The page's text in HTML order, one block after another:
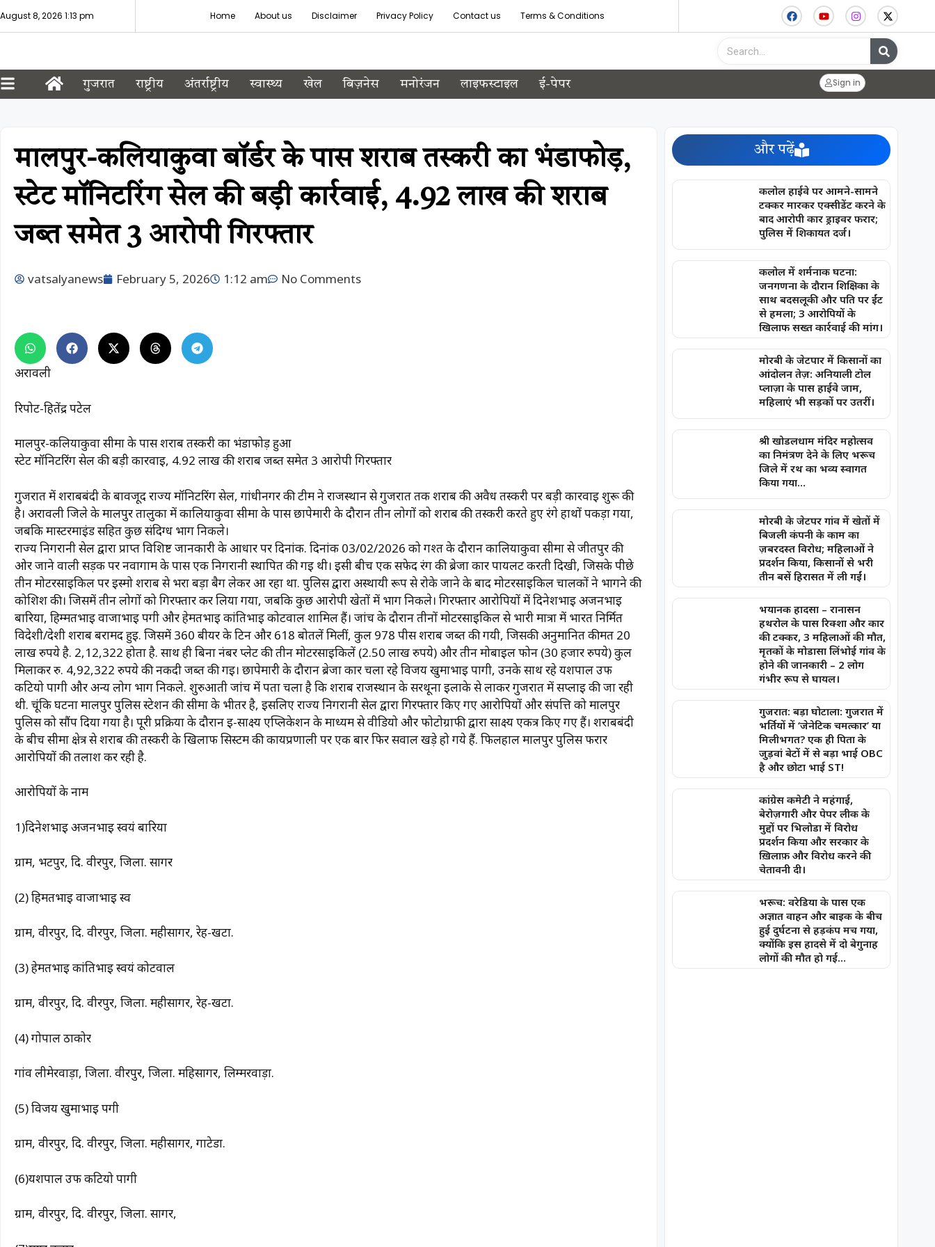
August 8, 2026 1:13 pm Home About us Disclaimer Privacy Policy Contact us Terms & Conditions
गुजरात राष्ट्रीय अंतर्राष्ट्रीय स्वास्थ्य खेल बिज़नेस मनोरंजन लाइफस्टाइल ई-पेपर Sign in
मालपुर-कलियाकुवा बॉर्डर के पास शराब तस्करी का भंडाफोड़,
स्टेट मॉनिटरिंग सेल की बड़ी कार्रवाई, ₹4.92 लाख की शराब
जब्त समेत 3 आरोपी गिरफ्तार
vatsalyanews February 5, 2026 1:12 am No Comments
अरावली
रिपोर्ट-हितेंद्र पटेल
मालपुर-कलियाकुवा सीमा के पास शराब तस्करी का भंडाफोड़ हुआ
स्टेट मॉनिटरिंग सेल की बड़ी कार्रवाई, 4.92 लाख की शराब जब्त समेत 3 आरोपी गिरफ्तार
गुजरात में शराबबंदी के बावजूद राज्य मॉनिटरिंग सेल, गांधीनगर की टीम ने राजस्थान से गुजरात तक शराब की अवैध तस्करी पर बड़ी कार्रवाई शुरू की
है। अरावली जिले के मालपुर तालुका में कालियाकुवा सीमा के पास छापेमारी के दौरान तीन लोगों को शराब की तस्करी करते हुए रंगे हाथों पकड़ा गया,
जबकि मास्टरमाइंड सहित कुछ संदिग्ध भाग निकले।
राज्य निगरानी सेल द्वारा प्राप्त विशिष्ट जानकारी के आधार पर दिनांक. दिनांक 03/02/2026 को गश्त के दौरान कालियाकुवा सीमा से जीतपुर की
ओर जाने वाली सड़क पर नवागाम के पास एक निगरानी स्थापित की गई थी। इसी बीच एक सफेद रंग की ब्रेजा कार पायलट करती दिखी, जिसके पीछे
तीन मोटरसाइकिल पर इस्मो शराब से भरा बड़ा बैग लेकर आ रहा था. पुलिस द्वारा अस्थायी रूप से रोके जाने के बाद मोटरसाइकिल चालकों ने भागने की
कोशिश की। जिसमें तीन लोगों को गिरफ्तार कर लिया गया, जबकि कुछ आरोपी खेतों में भाग निकले। गिरफ्तार आरोपियों में दिनेशभाई अर्जनभाई
बारिया, हिम्मतभाई वाजाभाई पगी और हेमतभाई कांतिभाई कोटवाल शामिल हैं। जांच के दौरान तीनों मोटरसाइकिल से भारी मात्रा में भारत निर्मित
विदेशी/देशी शराब बरामद हुई. जिसमें 360 बीयर के टिन और 618 बोतलें मिलीं, कुल 978 पीस शराब जब्त की गयी, जिसकी अनुमानित कीमत 20
लाख रुपये है. 2,12,322 होता है. साथ ही बिना नंबर प्लेट की तीन मोटरसाइकिलें (2.50 लाख रुपये) और तीन मोबाइल फोन (30 हजार रुपये) कुल
मिलाकर रु. 4,92,322 रुपये की नकदी जब्त की गई। छापेमारी के दौरान ब्रेजा कार चला रहे विजय खुमाभाई पागी, उनके साथ रहे यशपाल उर्फ ​​
कटियो पागी और अन्य लोग भाग निकले. शुरुआती जांच में पता चला है कि शराब राजस्थान के सरथूना इलाके से लाकर गुजरात में सप्लाई की जा रही
थी. चूंकि घटना मालपुर पुलिस स्टेशन की सीमा के भीतर है, इसलिए राज्य निगरानी सेल द्वारा गिरफ्तार किए गए आरोपियों और संपत्ति को मालपुर
पुलिस को सौंप दिया गया है। पूरी प्रक्रिया के दौरान ई-साक्ष्य एप्लिकेशन के माध्यम से वीडियो और फोटोग्राफी द्वारा साक्ष्य एकत्र किए गए हैं। शराबबंदी
के बीच सीमा क्षेत्र से शराब की तस्करी के खिलाफ सिस्टम की कार्यप्रणाली पर एक बार फिर सवाल खड़े हो गये हैं. फिलहाल मालपुर पुलिस फरार
आरोपियों की तलाश कर रही है.
आरोपियों के नाम
1)दिनेशभाई अर्जनभाई स्वयं बारिया
ग्राम, भटपुर, दि. वीरपुर, जिला. सागर
(2) हिमतभाई वाजाभाई स्व
ग्राम, वीरपुर, दि. वीरपुर, जिला. महीसागर, रेह-खटा.
(3) हेमतभाई कांतिभाई स्वयं कोटवाल
ग्राम, वीरपुर, दि. वीरपुर, जिला. महीसागर, रेह-खटा.
(4) गोपाल ठाकोर
गांव लीमेरवाड़ा, जिला. वीरपुर, जिला. महिसागर, लिम्मरवाड़ा.
(5) विजय खुमाभाई पगी
ग्राम, वीरपुर, दि. वीरपुर, जिला. महीसागर, गाटेडा.
(6)यशपाल उर्फ कटियो पागी
ग्राम, वीरपुर, दि. वीरपुर, जिला. सागर,
और पढ़ें
कलोल हाईवे पर आमने-सामने
टक्कर मारकर एक्सीडेंट करने के
बाद आरोपी कार ड्राइवर फरार;
पुलिस में शिकायत दर्ज।
कलोल में शर्मनाक घटना:
जनगणना के दौरान शिक्षिका के
साथ बदसलूकी और पति पर ईंट
से हमला; 3 आरोपियों के
खिलाफ सख्त कार्रवाई की मांग।
मोरबी के जेटपार में किसानों का
आंदोलन तेज़: अनियाली टोल
प्लाज़ा के पास हाईवे जाम,
महिलाएं भी सड़कों पर उतरीं।
श्री खोडलधाम मंदिर महोत्सव
का निमंत्रण देने के लिए भरूच
जिले में रथ का भव्य स्वागत
किया गया…
मोरबी के जेटपर गांव में खेतों में
बिजली कंपनी के काम का
ज़बरदस्त विरोध; महिलाओं ने
प्रदर्शन किया, किसानों से भरी
तीन बसें हिरासत में ली गईं।
भयानक हादसा – रानासन
हथरोल के पास रिक्शा और कार
की टक्कर, 3 महिलाओं की मौत,
मृतकों के मोडासा लिंभोई गांव के
होने की जानकारी – 2 लोग
गंभीर रूप से घायल।
गुजरात: बड़ा घोटाला: गुजरात में
भर्तियों में ‘जेनेटिक चमत्कार’ या
मिलीभगत? एक ही पिता के
जुड़वां बेटों में से बड़ा भाई OBC
है और छोटा भाई ST!
कांग्रेस कमेटी ने महंगाई,
बेरोज़गारी और पेपर लीक के
मुद्दों पर भिलोडा में विरोध
प्रदर्शन किया और सरकार के
ख़िलाफ़ और विरोध करने की
चेतावनी दी।
भरूच: वरेडिया के पास एक
अज्ञात वाहन और बाइक के बीच
हुई दुर्घटना से हड़कंप मच गया,
क्योंकि इस हादसे में दो बेगुनाह
लोगों की मौत हो गई…